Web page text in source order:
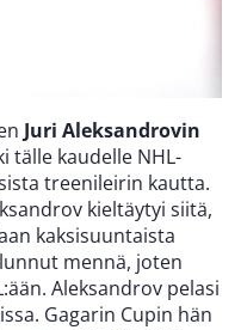
Juri Aleksandrovin
tälle kaudelle NHL-
treenileirin kautta.
kieltäytyi siitä,
kaksisuuntaista
mennä, joten
Aleksandrov pelasi
Gagarin Cupin hän